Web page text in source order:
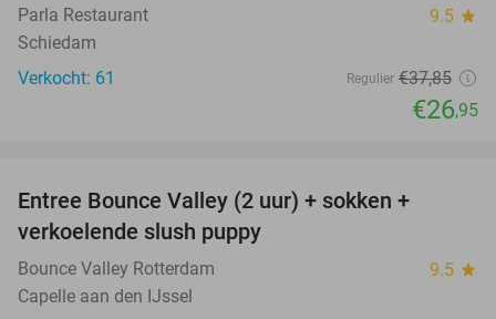
Parla Restaurant 9.5 star
Schiedam
Verkocht: 61
Regulier €37,85
€26,95
Entree Bounce Valley (2 uur) + sokken +
verkoelende slush puppy
Bounce Valley Rotterdam 9.5 star
Capelle aan den IJssel